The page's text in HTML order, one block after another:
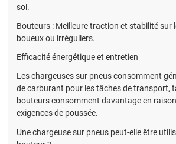
sol.
Bouteurs : Meilleure traction et stabilité sur
boueux ou irréguliers.
Efficacité énergétique et entretien
Les chargeuses sur pneus consomment
de carburant pour les tâches de transport,
bouteurs consomment davantage en
exigences de poussée.
Une chargeuse sur pneus peut-elle être